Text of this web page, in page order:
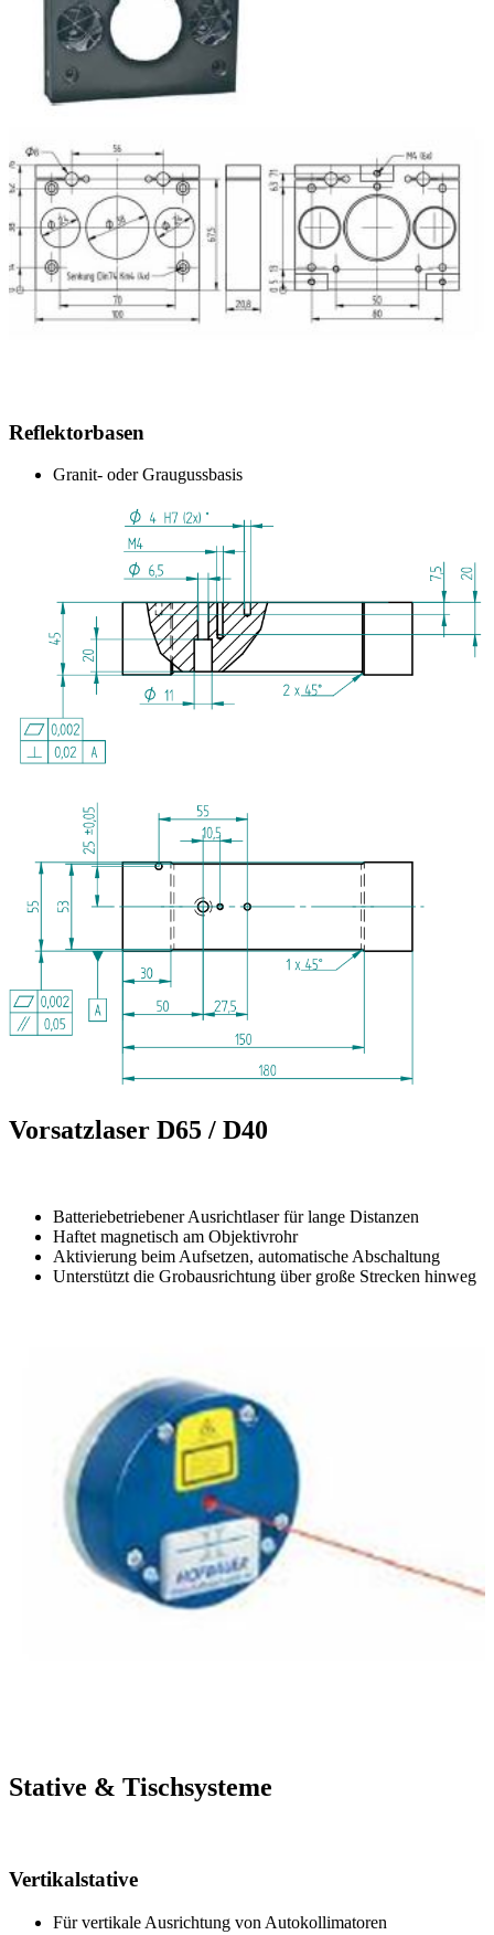
Reflektorbasen
Granit- oder Graugussbasis
Vorsatzlaser D65 / D40
Batteriebetriebener Ausrichtlaser für lange Distanzen
Haftet magnetisch am Objektivrohr
Aktivierung beim Aufsetzen, automatische Abschaltung
Unterstützt die Grobausrichtung über große Strecken hinweg
Stative & Tischsysteme
Vertikalstative
Für vertikale Ausrichtung von Autokollimatoren